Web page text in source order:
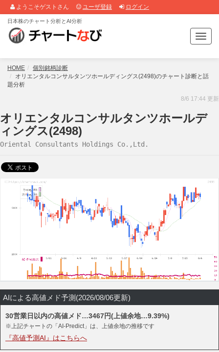
ようこそゲストさん ユーザ登録 ログイン
T
o
g
l
n
v
日本株のチャート分析とAI分析
HOME
個別銘柄診断
オリエンタルコンサルタンツホールディングス(2498)のチャート診断と話
題分析
8/6 17:44 更新
オリエンタルコンサルタンツホールデ
ィングス(2498)
Oriental Consultants Holdings Co.,Ltd.
AIによる高値メド予測(2026/08/06更新)
30営業日以内の高値メド…3467円(上値余地…9.39%)
※上記チャートの「AI-Predict」は、上値余地の推移です
『高値予測AI』はこちらへ